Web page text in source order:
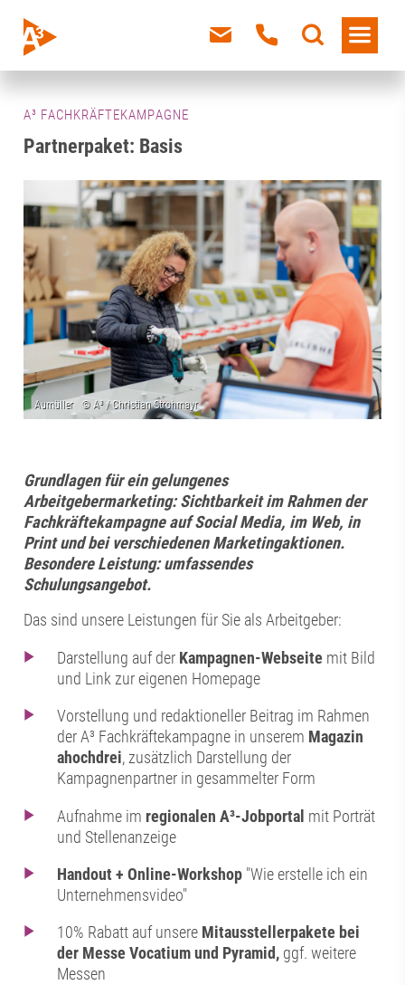
A³ FACHKRÄFTEKAMPAGNE
Partnerpaket: Basis
Grundlagen für ein gelungenes
Arbeitgebermarketing: Sichtbarkeit im Rahmen der
Fachkräftekampagne auf Social Media, im Web, in
Print und bei verschiedenen Marketingaktionen.
Besondere Leistung: umfassendes
Schulungsangebot.
Das sind unsere Leistungen für Sie als Arbeitgeber:
Darstellung auf der Kampagnen-Webseite mit Bild
und Link zur eigenen Homepage
Vorstellung und redaktioneller Beitrag im Rahmen
der A³ Fachkräftekampagne in unserem Magazin
ahochdrei, zusätzlich Darstellung der
Kampagnenpartner in gesammelter Form
Aufnahme im regionalen A³-Jobportal mit Porträt
und Stellenanzeige
Handout + Online-Workshop "Wie erstelle ich ein
Unternehmensvideo"
10% Rabatt auf unsere Mitausstellerpakete bei
der Messe Vocatium und Pyramid, ggf. weitere
Messen